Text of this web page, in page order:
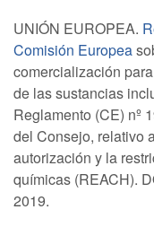
UNIÓN EUROPEA.
Comisión Europea
comercialización
de las sustancias
Reglamento (CE) nº
del Consejo, relativo
autorización y la
químicas (REACH).
2019.